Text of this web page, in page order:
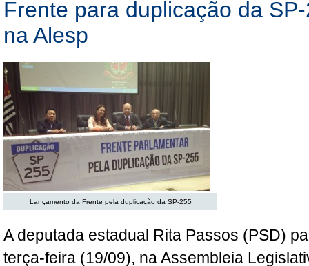
Frente para duplicação da
na Alesp
Lançamento da Frente pela duplicação da SP-255
A deputada estadual Rita Passos (PSD)
terça-feira (19/09), na Assembleia